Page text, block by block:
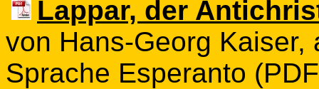
Lappar, der
von Hans-Georg
Sprache Esperanto